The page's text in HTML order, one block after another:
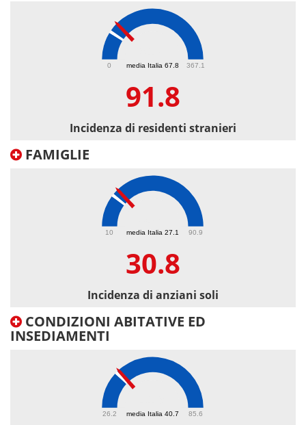
media Italia 67.8
0 367.1
91.8
Incidenza di residenti stranieri
FAMIGLIE
media Italia 27.1
10 90.9
30.8
Incidenza di anziani soli
CONDIZIONI ABITATIVE ED
INSEDIAMENTI
media Italia 40.7
26.2 85.6